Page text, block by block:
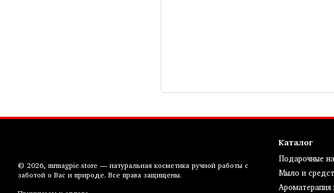
© 2026, mrmagpie.store — натуральная косметика ручной работы с
заботой о Вас и природе. Все права защищены.
Каталог
Подарочные
Мыло и
Ароматерапия